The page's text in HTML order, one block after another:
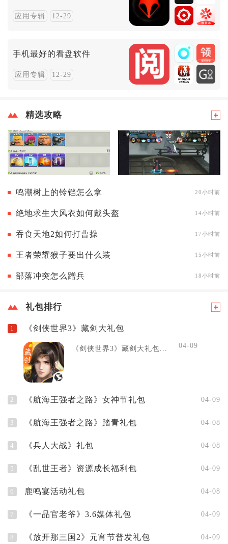
应用专辑 12-29
手机最好的看盘软件
应用专辑 12-29
精选攻略
鸣潮树上的铃铛怎么拿 20小时前
绝地求生大风衣如何戴头盔 14小时前
吞食天地2如何打曹操 17小时前
王者荣耀猴子要出什么装 15小时前
部落冲突怎么蹭兵 18小时前
礼包排行
1 《剑侠世界3》藏剑大礼包
《剑侠世界3》藏剑大礼包... 04-09
2 《航海王强者之路》女神节礼包 04-09
3 《航海王强者之路》踏青礼包 04-08
4 《兵人大战》礼包 04-08
5 《乱世王者》资源成长福利包 04-09
6 鹿鸣宴活动礼包 04-08
7 《一品官老爷》3.6媒体礼包 04-09
8 《放开那三国2》元宵节普发礼包 04-09